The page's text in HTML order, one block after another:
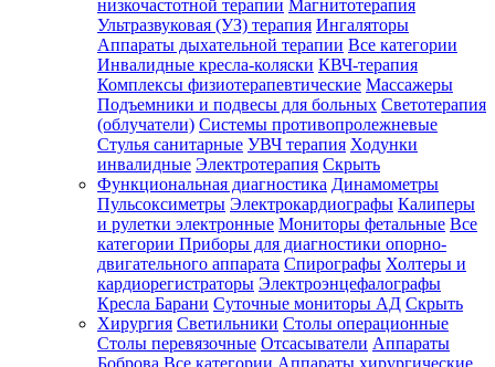
низкочастотной терапии Магнитотерапия
Ультразвуковая (УЗ) терапия Ингаляторы
Аппараты дыхательной терапии Все категории
Инвалидные кресла-коляски КВЧ-терапия
Комплексы физиотерапевтические Массажеры
Подъемники и подвесы для больных Светотерапия
(облучатели) Системы противопролежневые
Стулья санитарные УВЧ терапия Ходунки
инвалидные Электротерапия Скрыть
Функциональная диагностика Динамометры
Пульсоксиметры Электрокардиографы Калиперы
и рулетки электронные Мониторы фетальные Все
категории Приборы для диагностики опорно-
двигательного аппарата Спирографы Холтеры и
кардиорегистраторы Электроэнцефалографы
Кресла Барани Суточные мониторы АД Скрыть
Хирургия Светильники Столы операционные
Столы перевязочные Отсасыватели Аппараты
Боброва Все категории Аппараты хирургические